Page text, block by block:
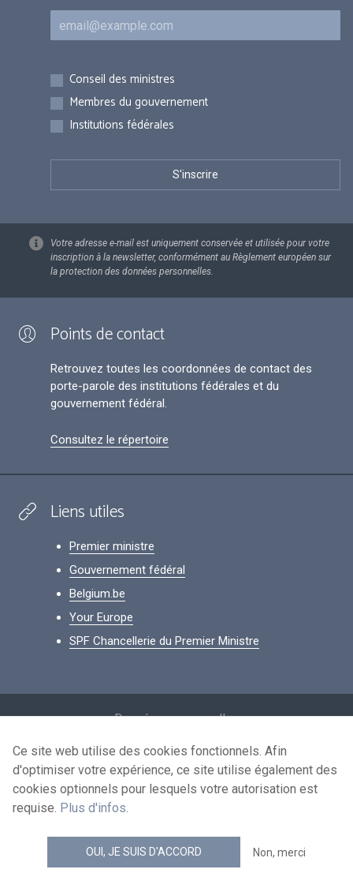
Courriel
Inscriptions
Conseil des ministres
Membres du gouvernement
Institutions fédérales
Votre adresse e-mail est uniquement conservée et utilisée pour votre
inscription à la newsletter, conformément au Règlement européen sur
la protection des données personnelles.
Points de contact
Retrouvez toutes les coordonnées de contact des
porte-parole des institutions fédérales et du
gouvernement fédéral.
Consultez le répertoire
Liens utiles
Premier ministre
Gouvernement fédéral
Belgium.be
Your Europe
SPF Chancellerie du Premier Ministre
Données personnelles
Conditions de réutilisation
Contactez-nous
news.belgium flux RSS
Ce site web utilise des cookies fonctionnels. Afin
d'optimiser votre expérience, ce site utilise également des
cookies optionnels pour lesquels votre autorisation est
requise. Plus d'infos.
OUI, JE SUIS D'ACCORD Non, merci